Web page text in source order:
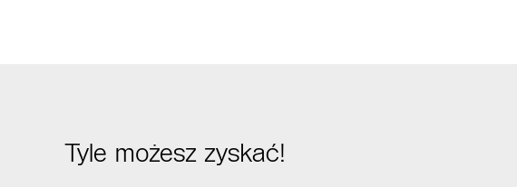
Tyle możesz zyskać!